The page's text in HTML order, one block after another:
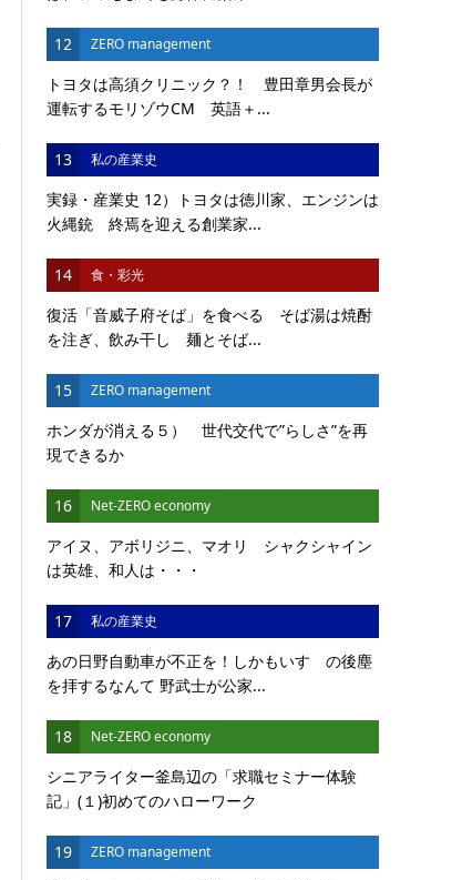
12 ZERO management
トヨタは高須クリニック？！ 豊田章男会長が
運転するモリゾウCM 英語＋...
13 私の産業史
実録・産業史 12）トヨタは徳川家、エンジンは
火縄銃 終焉を迎える創業家...
14 食・彩光
復活「音威子府そば」を食べる そば湯は焼酎
を注ぎ、飲み干し 麺とそば...
15 ZERO management
ホンダが消える５） 世代交代で”らしさ”を再
現できるか
16 Net-ZERO economy
アイヌ、アボリジニ、マオリ シャクシャイン
は英雄、和人は・・・
17 私の産業史
あの日野自動車が不正を！しかもいすゞの後塵
を拝するなんて 野武士が公家...
18 Net-ZERO economy
シニアライター釜島辺の「求職セミナー体験
記」(１)初めてのハローワーク
19 ZERO management